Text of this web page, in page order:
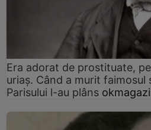
Era adorat de prostituate,
uriaș. Când a murit
Parisului l-au plâns